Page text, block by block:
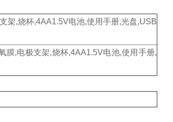
架,烧杯,4AA1.5V电池,使用手册,光盘,USB
膜,电极支架,烧杯,4AA1.5V电池,使用手册,